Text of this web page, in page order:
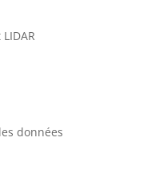
données